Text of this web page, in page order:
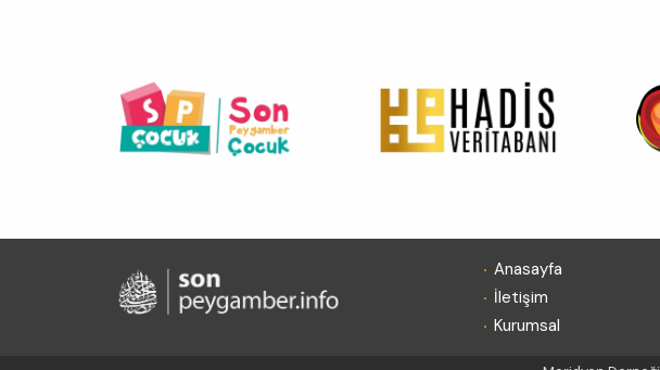
. Anasayfa
. İletişim
. Kurumsal